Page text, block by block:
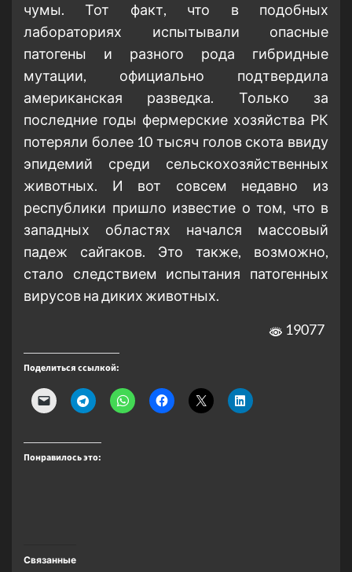
чумы. Тот факт, что в подобных
лабораториях испытывали опасные
патогены и разного рода гибридные
мутации, официально подтвердила
американская разведка. Только за
последние годы фермерские хозяйства РК
потеряли более 10 тысяч голов скота ввиду
эпидемий среди сельскохозяйственных
животных. И вот совсем недавно из
республики пришло известие о том, что в
западных областях начался массовый
падеж сайгаков. Это также, возможно,
стало следствием испытания патогенных
вирусов на диких животных.
19077
Поделиться ссылкой:
Понравилось это:
Связанные